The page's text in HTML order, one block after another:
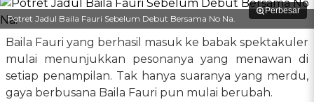
Perbesar
Potret Jadul Baila Fauri Sebelum Debut Bersama No Na.
Baila Fauri yang berhasil masuk ke babak spektakuler
mulai menunjukkan pesonanya yang menawan di
setiap penampilan. Tak hanya suaranya yang merdu,
gaya berbusana Baila Fauri pun mulai berubah.